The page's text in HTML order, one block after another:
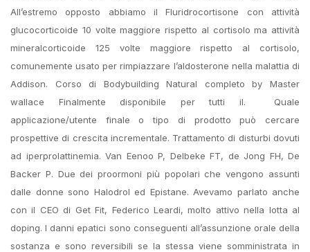
All’estremo opposto abbiamo il Fluridrocortisone con attività
glucocorticoide 10 volte maggiore rispetto al cortisolo ma attività
mineralcorticoide 125 volte maggiore rispetto al cortisolo,
comunemente usato per rimpiazzare l’aldosterone nella malattia di
Addison. Corso di Bodybuilding Natural completo by Master
wallace Finalmente disponibile per tutti il.  Quale
applicazione/utente finale o tipo di prodotto può cercare
prospettive di crescita incrementale. Trattamento di disturbi dovuti
ad iperprolattinemia. Van Eenoo P, Delbeke FT, de Jong FH, De
Backer P. Due dei proormoni più popolari che vengono assunti
dalle donne sono Halodrol ed Epistane. Avevamo parlato anche
con il CEO di Get Fit, Federico Leardi, molto attivo nella lotta al
doping. I danni epatici sono conseguenti all’assunzione orale della
sostanza e sono reversibili se la stessa viene somministrata in